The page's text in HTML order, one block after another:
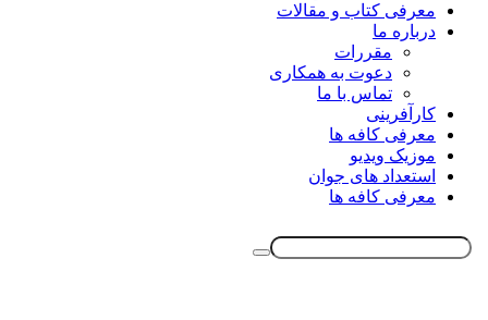
معرفی کتاب و مقالات
درباره ما
مقررات
دعوت به همکاری
تماس با ما
کارآفرینی
معرفی کافه ها
موزیک ویدیو
استعداد های جوان
معرفی کافه ها